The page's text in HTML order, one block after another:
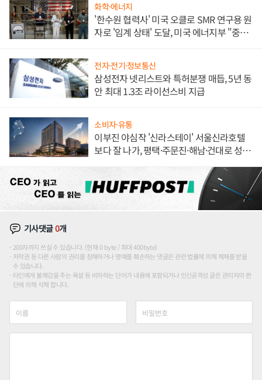
화학·에너지
'한수원 협력사' 미국 오클로 SMR 연구용 원
자로 '임계 상태' 도달, 미국 에너지부 "중요
전자·전기·정보통신
삼성전자 넷리스트와 특허분쟁 매듭, 5년 동
안 최대 1.3조 라이선스비 지급
소비자·유통
이부진 야심작 '신라스테이' 서울신라호텔
보다 잘 나가, 평택·주문진·해남·건대로 성
기사댓글0개
200자까지 쓰실 수 있습니다. (현재 0 byte / 최대 400byte)
저작권 등 다른 사람의 권리를 침해하거나 명예를 훼손하는 댓글은 관련 법률에 의해 제재를 받을
수 있습니다.
타인에게 불쾌감을 주는 욕설 등 비하하는 단어가 내용에 포함되거나 인신공격성 글은 관리자의 판
단에 의해 삭제 합니다.